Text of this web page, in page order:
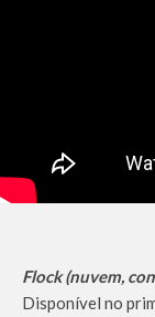
Flock (nuvem,
Disponível no